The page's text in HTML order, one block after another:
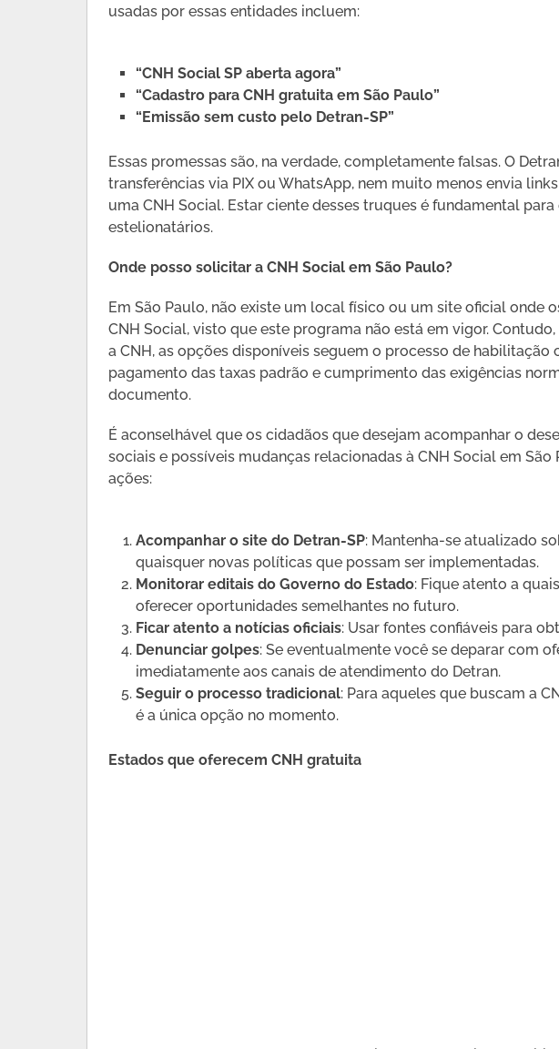
usadas por essas entidades incluem:
“CNH Social SP aberta agora”
“Cadastro para CNH gratuita em São Paulo”
“Emissão sem custo pelo Detran-SP”
Essas promessas são, na verdade, completamente falsas. O
transferências via PIX ou WhatsApp, nem muito menos envia
uma CNH Social. Estar ciente desses truques é fundamental
estelionatários.
Onde posso solicitar a CNH Social em São Paulo?
Em São Paulo, não existe um local físico ou um site oficial onde
CNH Social, visto que este programa não está em vigor.
a CNH, as opções disponíveis seguem o processo de habilitação
pagamento das taxas padrão e cumprimento das exigências
documento.
É aconselhável que os cidadãos que desejam acompanhar o
sociais e possíveis mudanças relacionadas à CNH Social em
ações:
Acompanhar o site do Detran-SP: Mantenha-se atualizado
quaisquer novas políticas que possam ser implementadas.
Monitorar editais do Governo do Estado: Fique atento a
oferecer oportunidades semelhantes no futuro.
Ficar atento a notícias oficiais: Usar fontes confiáveis para
Denunciar golpes: Se eventualmente você se deparar com
imediatamente aos canais de atendimento do Detran.
Seguir o processo tradicional: Para aqueles que buscam a
é a única opção no momento.
Estados que oferecem CNH gratuita